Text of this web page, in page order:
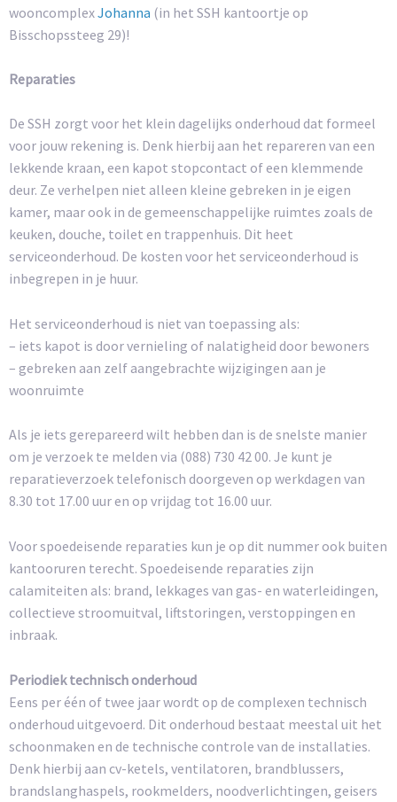
wooncomplexJohanna (in het SSH kantoortje op
Bisschopssteeg 29)!
Reparaties
De SSH zorgt voor het klein dagelijks onderhoud dat formeel
voor jouw rekening is. Denk hierbij aan het repareren van een
lekkende kraan, een kapot stopcontact of een klemmende
deur. Ze verhelpen niet alleen kleine gebreken in je eigen
kamer, maar ook in de gemeenschappelijke ruimtes zoals de
keuken, douche, toilet en trappenhuis. Dit heet
serviceonderhoud. De kosten voor het serviceonderhoud is
inbegrepen in je huur.
Het serviceonderhoud is niet van toepassing als:
– iets kapot is door vernieling of nalatigheid door bewoners
– gebreken aan zelf aangebrachte wijzigingen aan je
woonruimte
Als je iets gerepareerd wilt hebben dan is de snelste manier
om je verzoek te melden via (088) 730 42 00. Je kunt je
reparatieverzoek telefonisch doorgeven op werkdagen van
8.30 tot 17.00 uur en op vrijdag tot 16.00 uur.
Voor spoedeisende reparaties kun je op dit nummer ook buiten
kantooruren terecht. Spoedeisende reparaties zijn
calamiteiten als: brand, lekkages van gas- en waterleidingen,
collectieve stroomuitval, liftstoringen, verstoppingen en
inbraak.
Periodiek technisch onderhoud
Eens per één of twee jaar wordt op de complexen technisch
onderhoud uitgevoerd. Dit onderhoud bestaat meestal uit het
schoonmaken en de technische controle van de installaties.
Denk hierbij aan cv-ketels, ventilatoren, brandblussers,
brandslanghaspels, rookmelders, noodverlichtingen, geisers